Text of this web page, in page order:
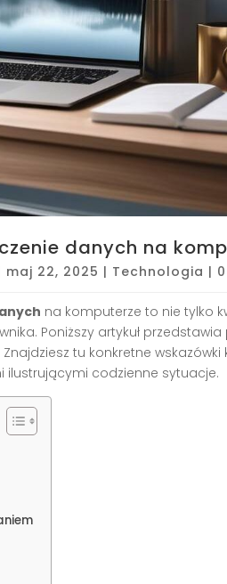
danych na
maj 22, 2025 | Technologia |
na komputerze to nie tylko
Poniższy artykuł przedstawia
Znajdziesz tu konkretne
codzienne sytuacje.